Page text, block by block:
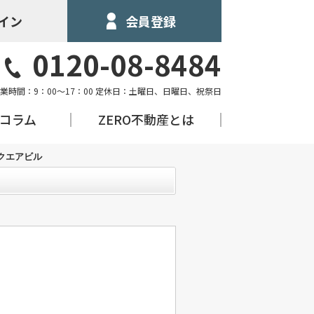
ン 会員登録
0120-08-8484
時間：9：00～17：00 定休日：土曜日、日曜日、祝祭日
ラム ZERO不動産とは
エアビル